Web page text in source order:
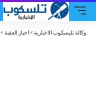
وكالة تليسكوب الاخبارية > اخبار العقبة >